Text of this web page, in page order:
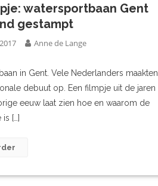
watersportbaan Gent
gestampt
Anne de Lange
in Gent. Vele Nederlanders maakten
debuut op. Een filmpje uit de jaren
eeuw laat zien hoe en waarom de
[…]